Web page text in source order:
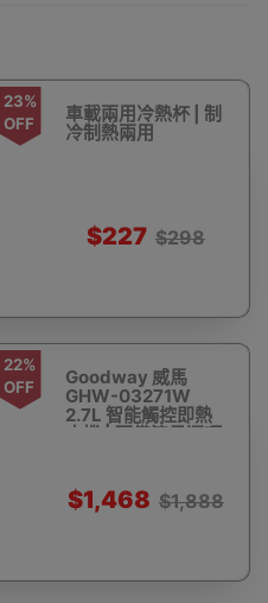
23%
OFF
車載兩用冷熱杯 | 制
冷制熱兩用
$227 $298
22%
OFF
Goodway 威馬
GHW-03271W
2.7L 智能觸控即熱
水機 | 配備流量選項
$1,468 $1,888